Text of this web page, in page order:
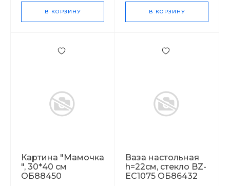
В КОРЗИНУ В КОРЗИНУ
Картина "Мамочка
", 30*40 см
ОБ88450
Ваза настольная
h=22см, стекло BZ-
EC1075 ОБ86432